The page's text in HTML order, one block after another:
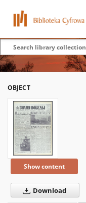
OBJECT
Show content
Download